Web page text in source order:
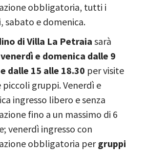
obbligatoria, tutti i
sabato e domenica.
di Villa La Petraia sarà
venerdì e domenica dalle 9
dalle 15 alle 18.30 per visite
piccoli gruppi. Venerdì e
ingresso libero e senza
fino a un massimo di 6
venerdì ingresso con
obbligatoria pergruppi